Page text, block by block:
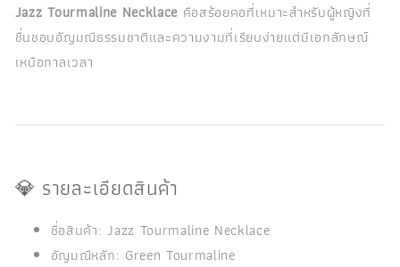
Jazz Tourmaline Necklaceคือสร้อยคอที่เหมาะสำหรับผู้หญิงที่
ชื่นชอบอัญมณีธรรมชาติและความงามที่เรียบง่ายแต่มีเอกลักษณ์
เหนือกาลเวลา
💎 รายละเอียดสินค้า
ชื่อสินค้า: Jazz Tourmaline Necklace
อัญมณีหลัก: Green Tourmaline